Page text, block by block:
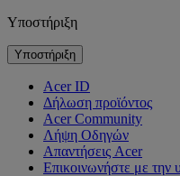
Υποστήριξη
Υποστήριξη
Acer ID
Δήλωση προϊόντος
Acer Community
Λήψη Οδηγών
Απαντήσεις Acer
Επικοινωνήστε με την